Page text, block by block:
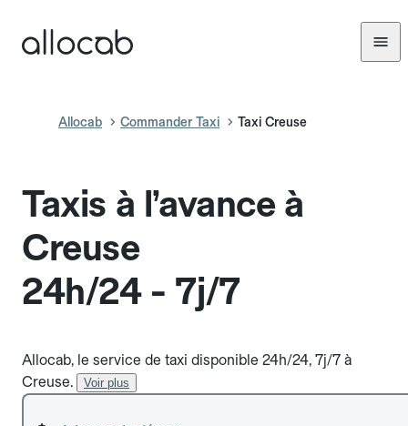
Allocab Commander Taxi Taxi Creuse
Taxis à l’avance à
Creuse
24h/24 - 7j/7
Allocab, le service de taxi disponible 24h/24, 7j/7 à
Creuse.
Voir plus